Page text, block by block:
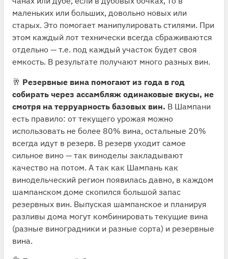
маленьких или больших, довольно новых или
старых. Это помогает манипулировать стилями. При
этом каждый лот технически всегда сбраживаются
отдельно — т.е. под каждый участок будет своя
емкость. В результате получают много разных вин.
🥂 Резервные вина помогают из года в год
собирать через ассамбляж одинаковые вкусы, не
смотря на терруарность базовых вин. В Шампани
есть правило: от текущего урожая можно
использовать не более 80% вина, остальные 20%
всегда идут в резерв. В резерв уходит самое
сильное вино — так виноделы закладывают
качество на потом. А так как Шампань как
винодельческий регион появилась давно, в каждом
шампанском доме скопился большой запас
резервных вин. Выпуская шампанское и планируя
разливы дома могут комбинировать текущие вина
(разные виноградники и разные сорта) и резервные
вина.